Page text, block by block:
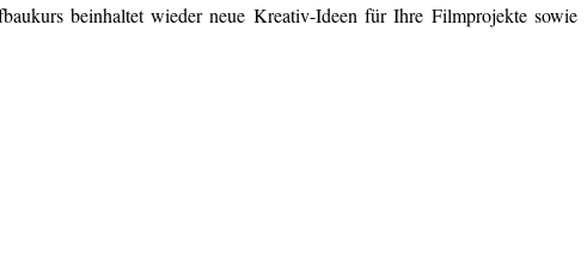
beinhaltet wieder neue Kreativ-Ideen für Ihre Filmprojekte sowie